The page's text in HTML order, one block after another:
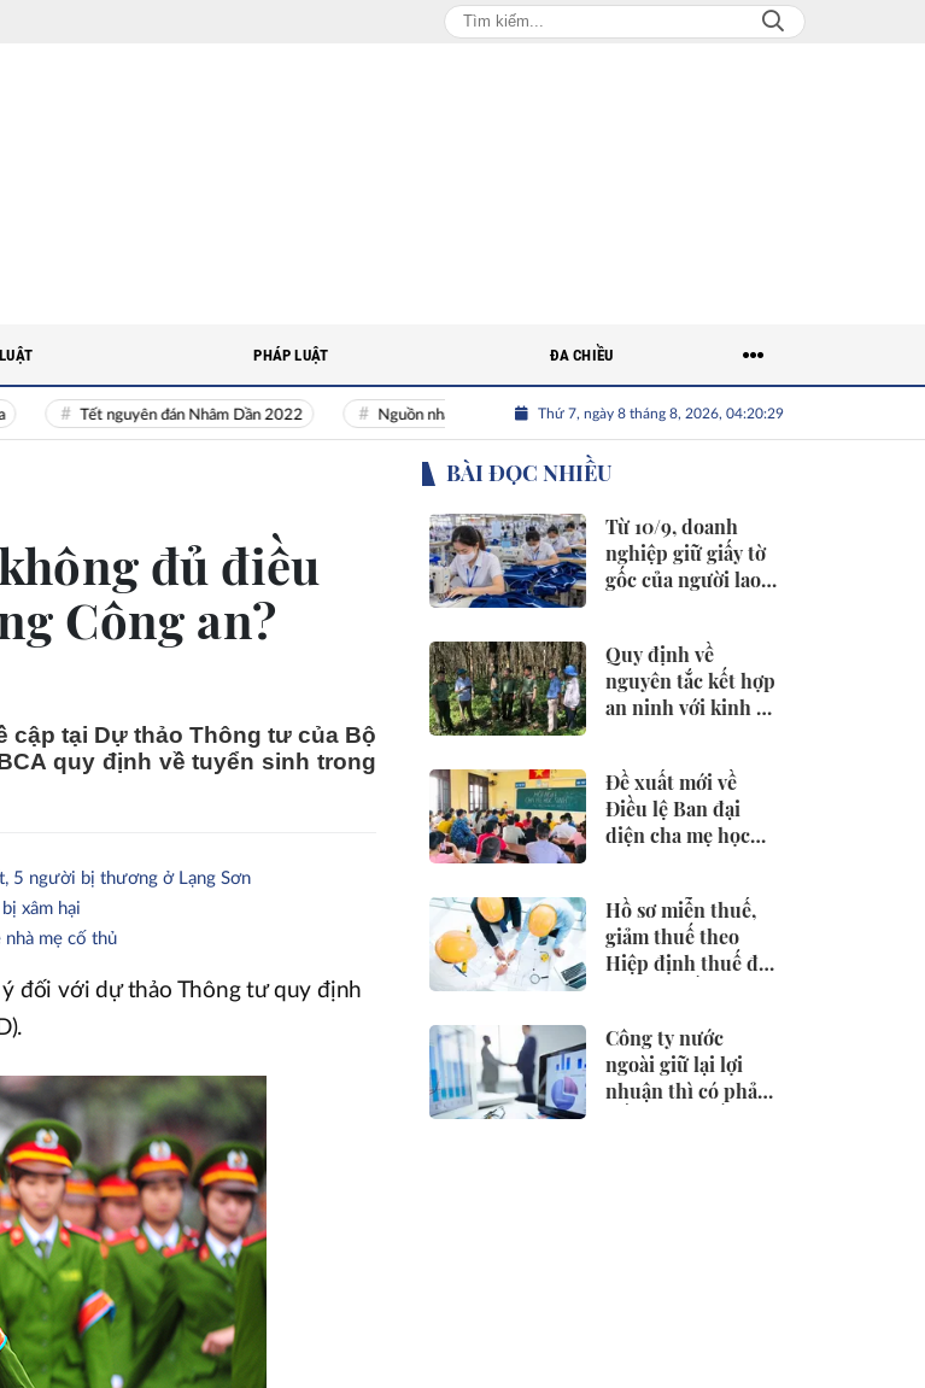
Tết nguyên đán Nhâm Dần 2022 Nguồn nhân lực Việt Nhân tài Việt Nam Giải bài toán nguồn nhân
Thứ 7, ngày 8 tháng 8, 2026, 04:20:30
PHÁP LUẬT ĐA CHIỀU
đủ điều
Công an?
tại Dự thảo Thông tư của Bộ
quy định về tuyển sinh trong
5 người bị thương ở Lạng Sơn
xâm hại
mẹ cố thủ
đối với dự thảo Thông tư quy định
BÀI ĐỌC NHIỀU
Từ 10/9, doanh
nghiệp giữ giấy tờ
gốc của người lao
Quy định về
nguyên tắc kết hợp
an ninh với kinh tế
Đề xuất mới về
Điều lệ Ban đại
diện cha mẹ học
Hồ sơ miễn thuế,
giảm thuế theo
Hiệp định thuế đối
Công ty nước
ngoài giữ lại lợi
nhuận thì có phải